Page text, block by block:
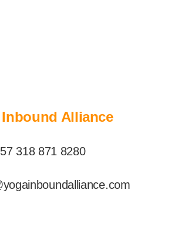
Inbound Alliance
318 871 8280